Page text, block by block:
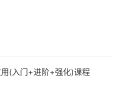
(入门+进阶+强化)课程